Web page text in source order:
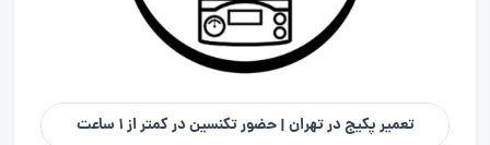
تعمیر پکیج در تهران | حضور تکنسین در کمتر از ۱ ساعت